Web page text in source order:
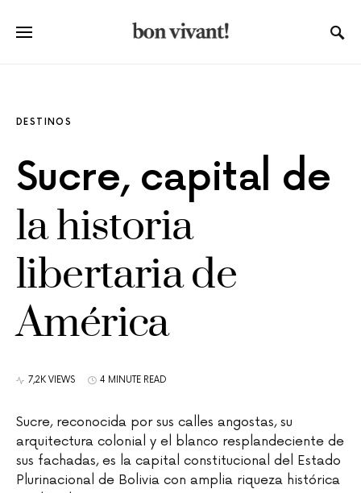
DESTINOS
Sucre, capital de
la historia
libertaria de
América
7,2K VIEWS 4 MINUTE READ
Sucre, reconocida por sus calles angostas, su
arquitectura colonial y el blanco resplandeciente de
sus fachadas, es la capital constitucional del Estado
Plurinacional de Bolivia con amplia riqueza histórica